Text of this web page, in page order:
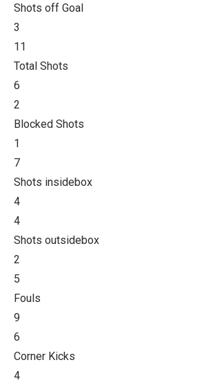
Shots off Goal
3
11
Total Shots
6
2
Blocked Shots
1
7
Shots insidebox
4
4
Shots outsidebox
2
5
Fouls
9
6
Corner Kicks
4